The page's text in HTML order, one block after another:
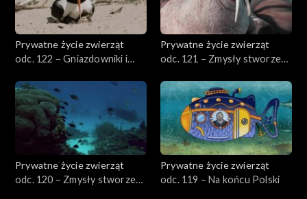
Prywatne życie zwierząt
odc. 122 – Gniazdowniki i
Prywatne życie zwierząt
odc. 121 – Zmysły stworzeń
Prywatne życie zwierząt
odc. 120 – Zmysły stworzeń
Prywatne życie zwierząt
odc. 119 – Na końcu Polski